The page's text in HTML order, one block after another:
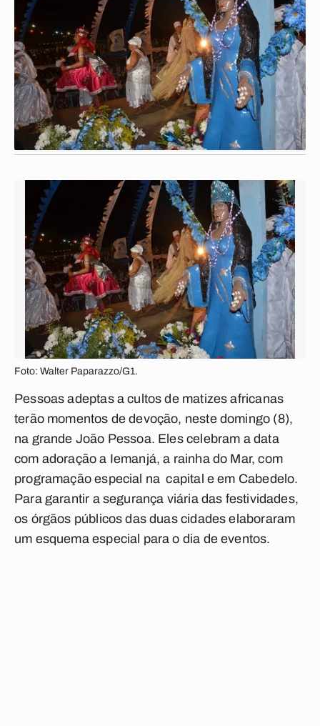
Foto: Walter Paparazzo/G1.
Pessoas adeptas a cultos de matizes africanas
terão momentos de devoção, neste domingo (8),
na grande João Pessoa. Eles celebram a data
com adoração a Iemanjá, a rainha do Mar, com
programação especial na capital e em Cabedelo.
Para garantir a segurança viária das festividades,
os órgãos públicos das duas cidades elaboraram
um esquema especial para o dia de eventos.